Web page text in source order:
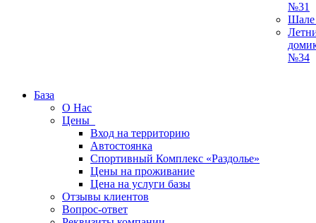
№31
№34
База
О Нас
Цены
Вход на территорию
Автостоянка
Спортивный Комплекс «Раздолье»
Цены на проживание
Цена на услуги базы
Отзывы клиентов
Вопрос-ответ